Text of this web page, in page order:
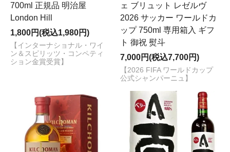
700ml 正規品 明治屋
London Hill
1,800円(税込1,980円)
【インターナショナル・ワイ
ン＆スピリッツ・コンペティ
ション金賞受賞】
ェ ブリュット レゼルヴ
2026 サッカー ワールドカ
ップ 750ml 専用箱入 ギフ
ト 御祝 熨斗
7,000円(税込7,700円)
【2026 FIFA ワールドカップ
公式シャンパーニュ】